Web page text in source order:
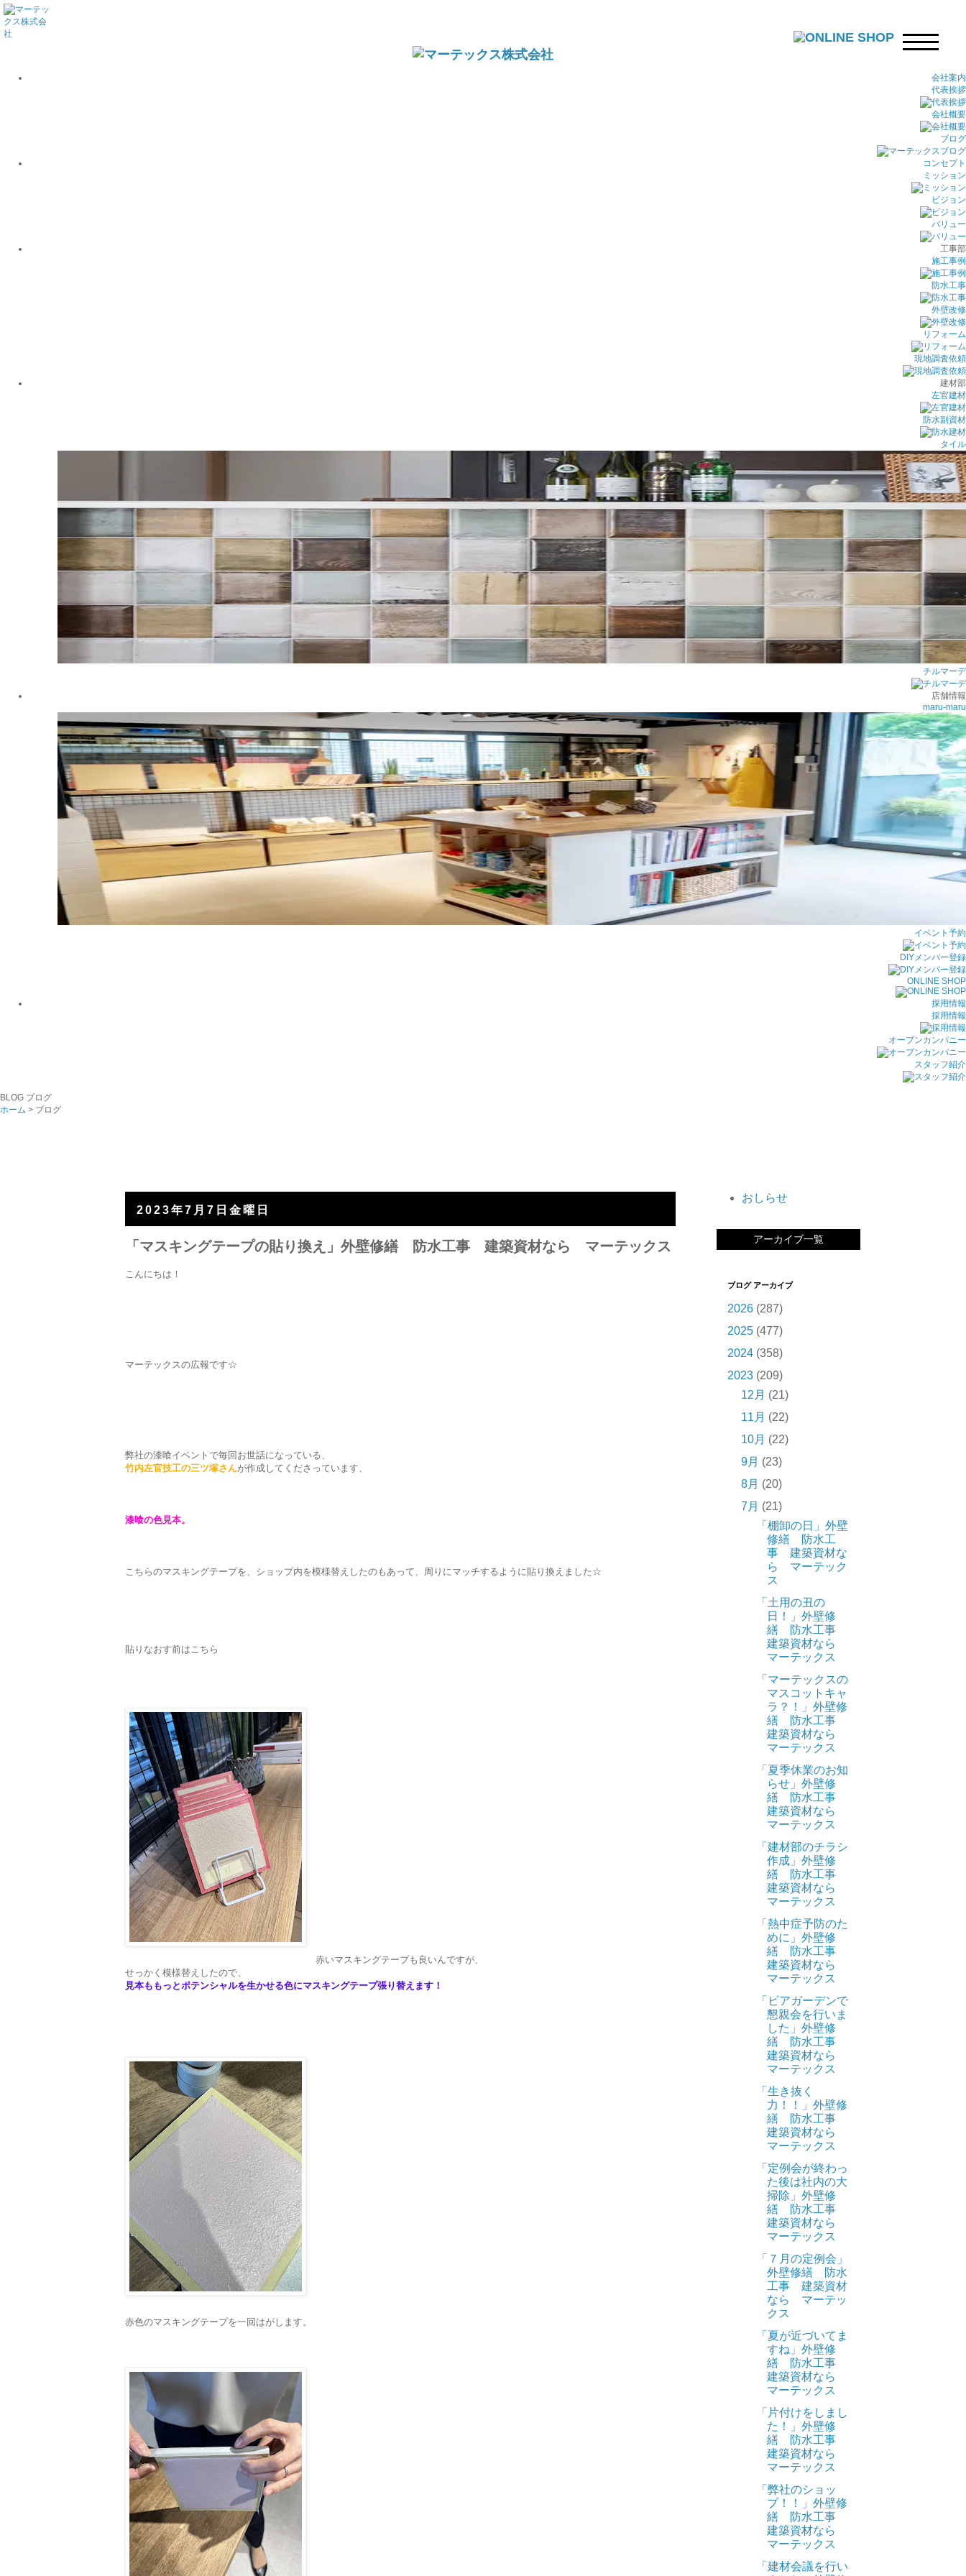
会社案内
代表挨拶
会社概要
ブログ
コンセプト
ミッション
ビジョン
バリュー
工事部
施工事例
防水工事
外壁改修
リフォーム
現地調査依頼
建材部
左官建材
防水副資材
タイル
チルマーデ
店舗情報
maru-maru
イベント予約
DIYメンバー登録
ONLINE SHOP
採用情報
採用情報
オープンカンパニー
スタッフ紹介
BLOG ブログ
ホーム > ブログ
2023年7月7日金曜日
「マスキングテープの貼り換え」外壁修繕 防水工事 建築資材なら マーテックス
こんにちは！
マーテックスの広報です☆
弊社の漆喰イベントで毎回お世話になっている、
竹内左官技工の三ツ塚さんが作成してくださっています、
漆喰の色見本。
こちらのマスキングテープを、ショップ内を模様替えしたのもあって、周りにマッチするように貼り換えました☆
貼りなおす前はこちら
赤いマスキングテープも良いんですが、
せっかく模様替えしたので、
見本ももっとポテンシャルを生かせる色にマスキングテープ張り替えます！
赤色のマスキングテープを一回はがします。
おしらせ
アーカイブ一覧
ブログ アーカイブ
2026 (287)
2025 (477)
2024 (358)
2023 (209)
12月 (21)
11月 (22)
10月 (22)
9月 (23)
8月 (20)
7月 (21)
「棚卸の日」外壁
修繕 防水工
事 建築資材な
ら マーテック
ス
「土用の丑の
日！」外壁修
繕 防水工事
建築資材なら
マーテックス
「マーテックスの
マスコットキャ
ラ？！」外壁修
繕 防水工事
建築資材なら
マーテックス
「夏季休業のお知
らせ」外壁修
繕 防水工事
建築資材なら
マーテックス
「建材部のチラシ
作成」外壁修
繕 防水工事
建築資材なら
マーテックス
「熱中症予防のた
めに」外壁修
繕 防水工事
建築資材なら
マーテックス
「ビアガーデンで
懇親会を行いま
した」外壁修
繕 防水工事
建築資材なら
マーテックス
「生き抜く
力！！」外壁修
繕 防水工事
建築資材なら
マーテックス
「定例会が終わっ
た後は社内の大
掃除」外壁修
繕 防水工事
建築資材なら
マーテックス
「７月の定例会」
外壁修繕 防水
工事 建築資材
なら マーテッ
クス
「夏が近づいてま
すね」外壁修
繕 防水工事
建築資材なら
マーテックス
「片付けをしまし
た！」外壁修
繕 防水工事
建築資材なら
マーテックス
「弊社のショッ
プ！！」外壁修
繕 防水工事
建築資材なら
マーテックス
「建材会議を行い